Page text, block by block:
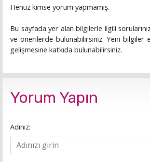
Henüz kimse yorum yapmamış.
Bu sayfada yer alan bilgilerle ilgili
ve önerilerde bulunabilirsiniz. Yeni bilgiler
gelişmesine katkıda bulunabilirsiniz.
Yorum Yapın
Adınız: